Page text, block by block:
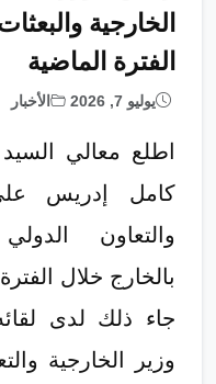
الخارجية
الفترة الماضية
يوليو 7, 2026 الأخبار
اطلع معالي
كامل إدريس
والتعاون
بالخارج خلال
جاء ذلك لدى
وزير الخارجية